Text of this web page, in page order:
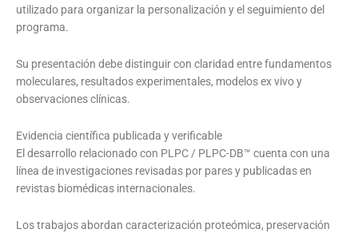
utilizado para organizar la personalización y el seguimiento del
programa.
Su presentación debe distinguir con claridad entre fundamentos
moleculares, resultados experimentales, modelos ex vivo y
observaciones clínicas.
Evidencia científica publicada y verificable
El desarrollo relacionado con PLPC / PLPC-DB™ cuenta con una
línea de investigaciones revisadas por pares y publicadas en
revistas biomédicas internacionales.
Los trabajos abordan caracterización proteómica, preservación